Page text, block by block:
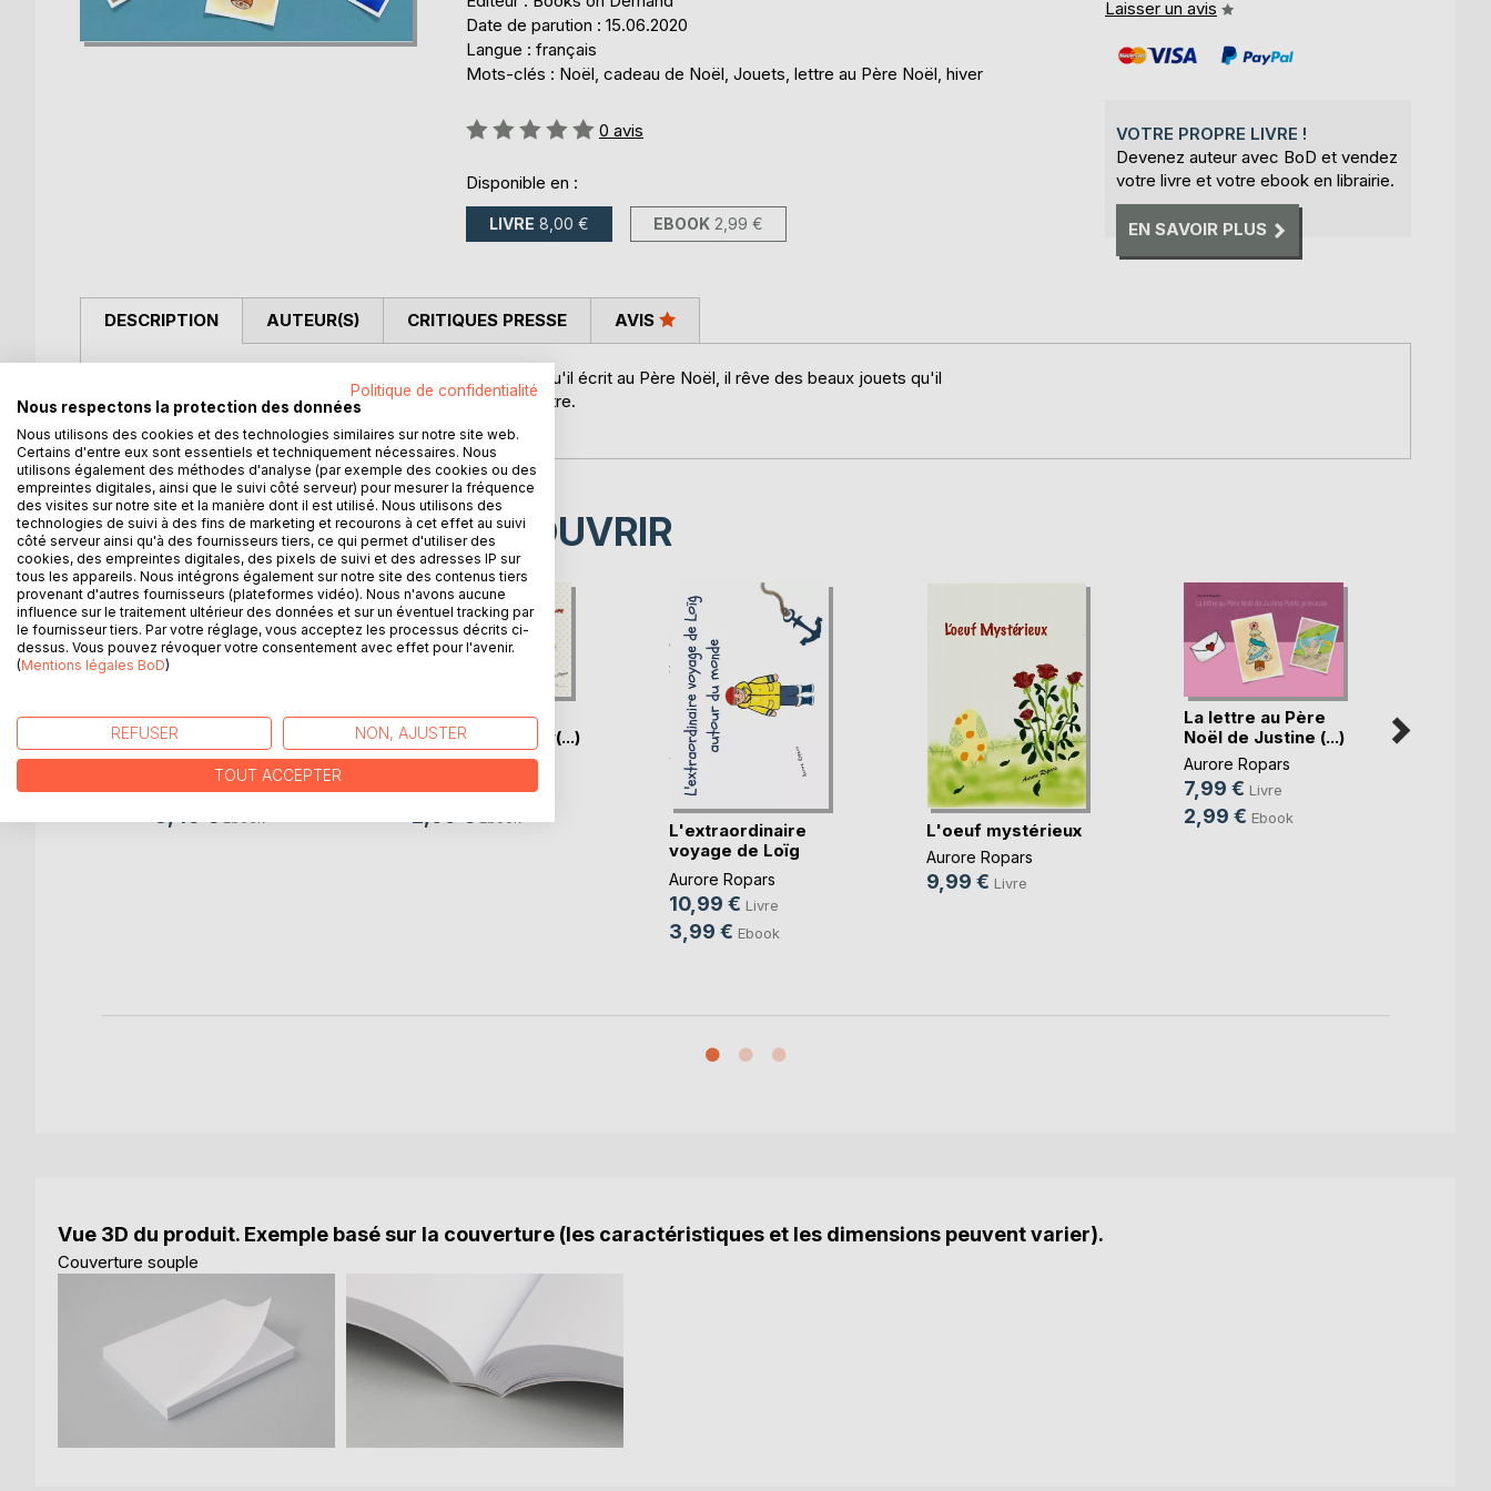
Date de parution : 15.06.2020
Langue : français
Mots-clés : Noël, cadeau de Noël, Jouets, lettre au Père Noël, hiver
Évaluation:
0 avis
Disponible en :
LIVRE 8,00 € EBOOK 2,99 €
Laisser un avis
VOTRE PROPRE LIVRE !
Devenez auteur avec BoD et vendez
votre livre et votre ebook en librairie.
EN SAVOIR PLUS
DESCRIPTION
Loïg est un petit garçon de 4 ans, c'est la première fois qu'il écrit au Père Noël, il rêve des beaux jouets qu'il
découvre sur le catalogue. Vient le moment d'écrire la lettre.
Mais, a-t'il été sage cette année?
AUTEUR(S) CRITIQUES PRESSE AVIS
D’AUTRES TITRES À DÉCOUVRIR
Maman ! Maman !
J'ai perdu une dent
Aurore Ropars
8,49 € Livre
3,49 € Ebook
Crabouille, la
citrouille qui ne v(...)
Aurore Ropars
9,99 € Livre
2,99 € Ebook
L'extraordinaire
voyage de Loïg
au(...)
Aurore Ropars
10,99 € Livre
3,99 € Ebook
L'oeuf mystérieux
Aurore Ropars
9,99 € Livre
La lettre au Père
Noël de Justine (...)
Aurore Ropars
7,99 € Livre
2,99 € Ebook
Vue 3D du produit. Exemple basé sur la couverture (les caractéristiques et les dimensions peuvent varier).
Couverture souple
Politique de confidentialité
Nous respectons la protection des données
Nous utilisons des cookies et des technologies similaires sur notre site web.
Certains d'entre eux sont essentiels et techniquement nécessaires. Nous
utilisons également des méthodes d'analyse (par exemple des cookies ou des
empreintes digitales, ainsi que le suivi côté serveur) pour mesurer la fréquence
des visites sur notre site et la manière dont il est utilisé. Nous utilisons des
technologies de suivi à des fins de marketing et recourons à cet effet au suivi
côté serveur ainsi qu'à des fournisseurs tiers, ce qui permet d'utiliser des
cookies, des empreintes digitales, des pixels de suivi et des adresses IP sur
tous les appareils. Nous intégrons également sur notre site des contenus tiers
provenant d'autres fournisseurs (plateformes vidéo). Nous n'avons aucune
influence sur le traitement ultérieur des données et sur un éventuel tracking par
le fournisseur tiers. Par votre réglage, vous acceptez les processus décrits ci-
dessus. Vous pouvez révoquer votre consentement avec effet pour l'avenir.
(Mentions légales BoD)
REFUSER NON, AJUSTER
TOUT ACCEPTER